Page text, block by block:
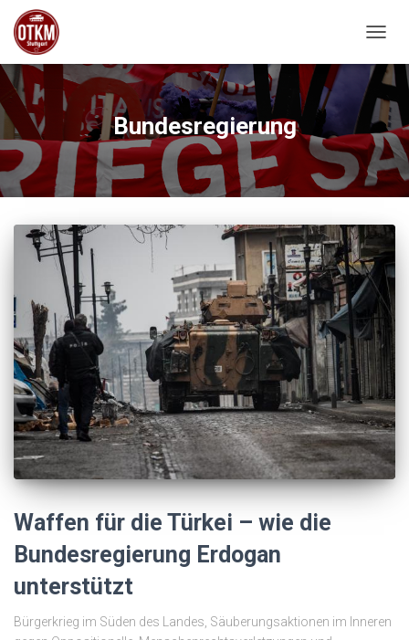
Bundesregierung
Waffen für die Türkei – wie die
Bundesregierung Erdogan
unterstützt
Bürgerkrieg im Süden des Landes, Säuberungsaktionen im Inneren